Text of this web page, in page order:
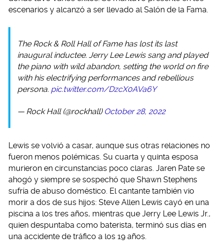
escenarios y alcanzó a ser llevado al Salón de la Fama.
The Rock & Roll Hall of Fame has lost its last
inaugural inductee. Jerry Lee Lewis sang and played
the piano with wild abandon, setting the world on fire
with his electrifying performances and rebellious
persona. pic.twitter.com/DzcX0AVa6Y
— Rock Hall (@rockhall) October 28, 2022
Lewis se volvió a casar, aunque sus otras relaciones no
fueron menos polémicas. Su cuarta y quinta esposa
murieron en circunstancias poco claras. Jaren Pate se
ahogó y siempre se sospechó que Shawn Stephens
sufría de abuso doméstico. El cantante también vio
morir a dos de sus hijos: Steve Allen Lewis cayó en una
piscina a los tres años, mientras que Jerry Lee Lewis Jr.,
quien despuntaba como baterista, terminó sus días en
una accidente de tráfico a los 19 años.